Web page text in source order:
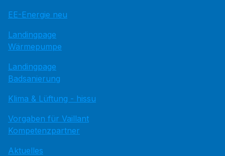
EE-Energie neu
Landingpage
Wärmepumpe
Landingpage
Badsanierung
Klima & Lüftung - hissu
Vorgaben für Vaillant
Kompetenzpartner
Aktuelles